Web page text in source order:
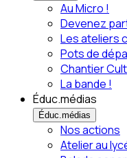
Au Micro !
Devenez
Les ateliers
Pots de
Chantier
La bande !
Éduc.médias
Éduc.médias
Nos actions
Atelier au